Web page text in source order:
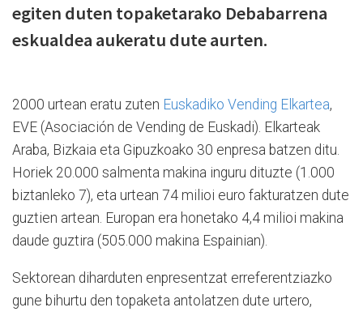
egiten duten topaketarako Debabarrena
eskualdea aukeratu dute aurten.
2000 urtean eratu zuten Euskadiko Vending Elkartea,
EVE (Asociación de Vending de Euskadi). Elkarteak
Araba, Bizkaia eta Gipuzkoako 30 enpresa batzen ditu.
Horiek 20.000 salmenta makina inguru dituzte (1.000
biztanleko 7), eta urtean 74 milioi euro fakturatzen dute
guztien artean. Europan era honetako 4,4 milioi makina
daude guztira (505.000 makina Espainian).
Sektorean diharduten enpresentzat erreferentziazko
gune bihurtu den topaketa antolatzen dute urtero,